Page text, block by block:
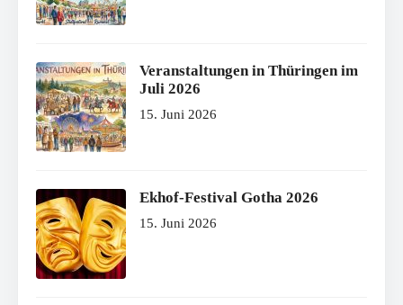
Veranstaltungen in Thüringen im
Juli 2026
15. Juni 2026
Ekhof-Festival Gotha 2026
15. Juni 2026